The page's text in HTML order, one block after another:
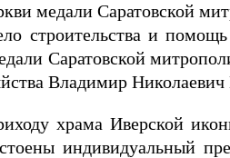
медали Саратовской
строительства и
Саратовской
Владимир
храма Иверской
индивидуальный